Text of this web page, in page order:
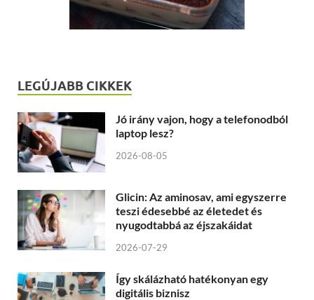
LEGÚJABB CIKKEK
Jó irány vajon, hogy a telefonodból
laptop lesz?
2026-08-05
Glicin: Az aminosav, ami egyszerre
teszi édesebbé az életedet és
nyugodtabbá az éjszakáidat
2026-07-29
Így skálázható hatékonyan egy
digitális biznisz